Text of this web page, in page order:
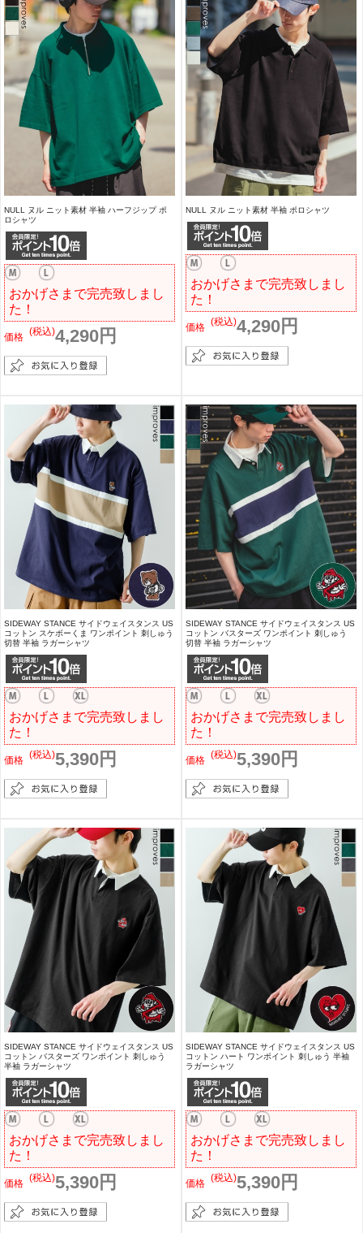
NULL ヌル ニット素材 半袖 ハーフジップ ポ
ロシャツ
おかげさまで完売致しまし
た！
価格 4,290円
(税込)
NULL ヌル ニット素材 半袖 ポロシャツ
おかげさまで完売致しまし
た！
価格 4,290円
(税込)
SIDEWAY STANCE サイドウェイスタンス US
コットン スケボーくま ワンポイント 刺しゅう
切替 半袖 ラガーシャツ
おかげさまで完売致しまし
た！
価格 5,390円
(税込)
SIDEWAY STANCE サイドウェイスタンス US
コットン バスターズ ワンポイント 刺しゅう
切替 半袖 ラガーシャツ
おかげさまで完売致しまし
た！
価格 5,390円
(税込)
SIDEWAY STANCE サイドウェイスタンス US
コットン バスターズ ワンポイント 刺しゅう
半袖 ラガーシャツ
おかげさまで完売致しまし
た！
価格 5,390円
(税込)
SIDEWAY STANCE サイドウェイスタンス US
コットン ハート ワンポイント 刺しゅう 半袖
ラガーシャツ
おかげさまで完売致しまし
た！
価格 5,390円
(税込)